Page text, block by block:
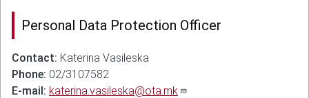
Personal Data Protection Officer
Contact: Katerina Vasileska
Phone: 02/3107582
E-mail: katerina.vasileska@ota.mk